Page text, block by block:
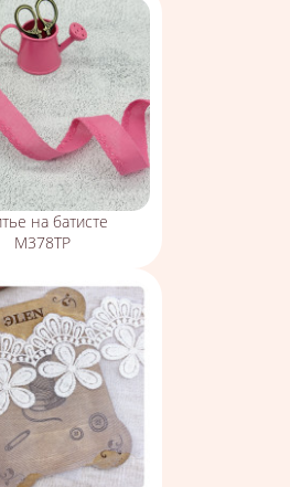
на батисте
М378ТР